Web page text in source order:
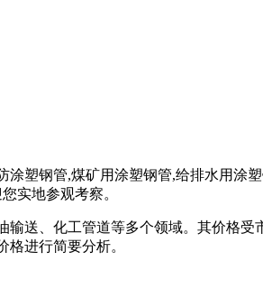
涂塑钢管,煤矿用涂塑钢管,给排水用
实地参观考察。
送、化工管道等多个领域。其价格
进行简要分析。